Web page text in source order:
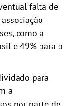
falta de
como a
e 49% para o
para
a
por parte de